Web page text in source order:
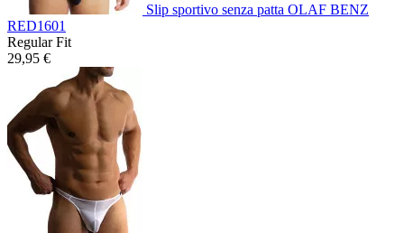
Slip sportivo senza patta OLAF BENZ
RED1601
Regular Fit
29,95 €